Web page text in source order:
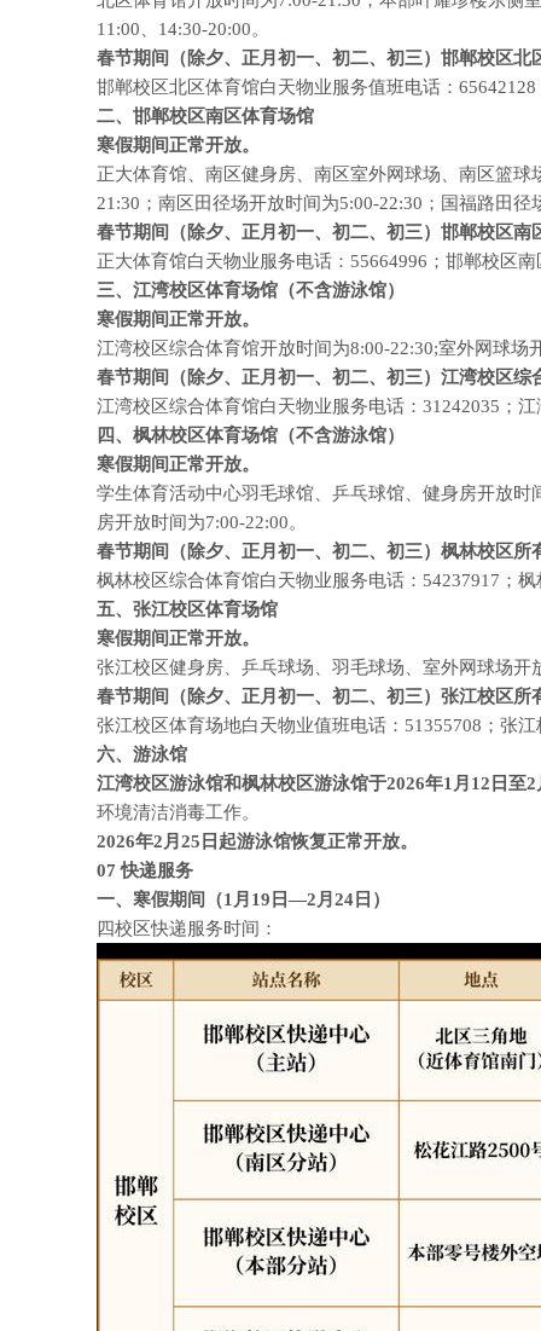
11:00、14:30-20:00。
春节期间（除夕、正月初一、初二、初三）邯郸校区北
邯郸校区北区体育馆白天物业服务值班电话：
二、邯郸校区南区体育场馆
寒假期间正常开放。
正大体育馆、南区健身房、南区室外网球场、南区篮
21:30；南区田径场开放时间为5:00-22:30；国福路田径
春节期间（除夕、正月初一、初二、初三）邯郸校区
正大体育馆白天物业服务电话：55664996；邯郸校区
三、江湾校区体育场馆（不含游泳馆）
寒假期间正常开放。
江湾校区综合体育馆开放时间为8:00-22:30;室外网球场
春节期间（除夕、正月初一、初二、初三）江湾校区综
江湾校区综合体育馆白天物业服务电话：31242035；
四、枫林校区体育场馆（不含游泳馆）
寒假期间正常开放。
学生体育活动中心羽毛球馆、乒乓球馆、健身房开放
房开放时间为7:00-22:00。
春节期间（除夕、正月初一、初二、初三）枫林校区所
枫林校区综合体育馆白天物业服务电话：54237917；
五、张江校区体育场馆
寒假期间正常开放。
张江校区健身房、乒乓球场、羽毛球场、室外网球场
春节期间（除夕、正月初一、初二、初三）张江校区所
张江校区体育场地白天物业值班电话：51355708；张
六、游泳馆
江湾校区游泳馆和枫林校区游泳馆于2026年1月12日至
环境清洁消毒工作。
2026年2月25日起游泳馆恢复正常开放。
07快递服务
一、寒假期间（1月19日—2月24日）
四校区快递服务时间：